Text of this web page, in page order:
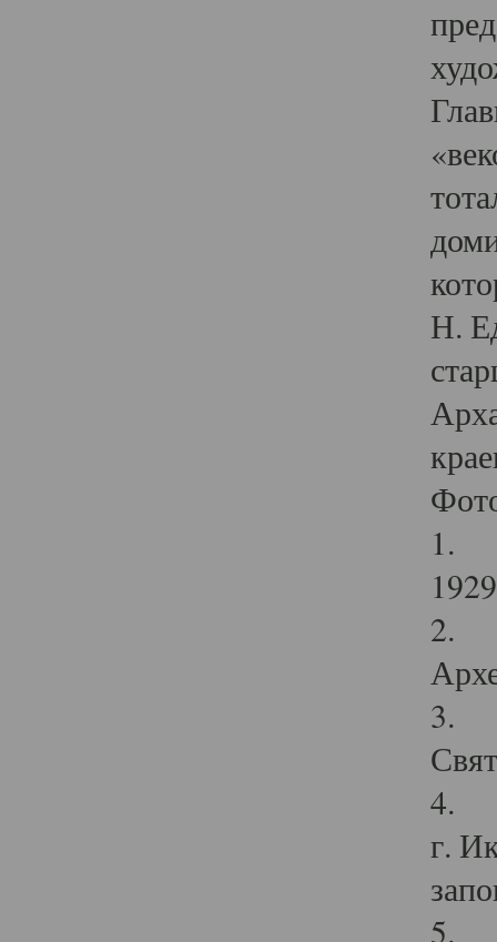
Н.
1.
2.
3.
4.
г.
5.